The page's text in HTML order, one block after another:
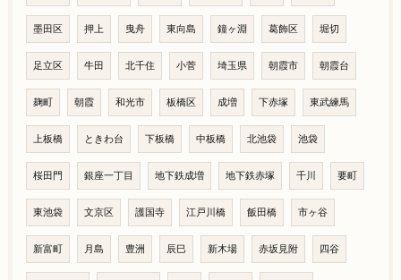
墨田区 押上 曳舟 東向島 鐘ヶ淵 葛飾区 堀切
足立区 牛田 北千住 小菅 埼玉県 朝霞市 朝霞台
麹町 朝霞 和光市 板橋区 成増 下赤塚 東武練馬
上板橋 ときわ台 下板橋 中板橋 北池袋 池袋
桜田門 銀座一丁目 地下鉄成増 地下鉄赤塚 千川 要町
東池袋 文京区 護国寺 江戸川橋 飯田橋 市ヶ谷
新富町 月島 豊洲 辰巳 新木場 赤坂見附 四谷